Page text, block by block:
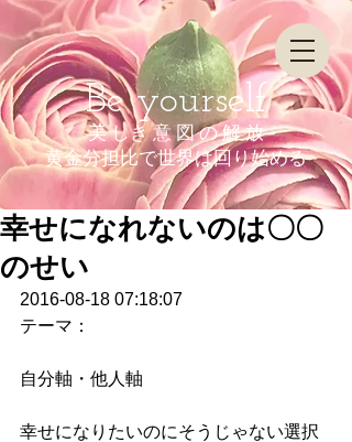
Be yourself
美 しき 意 図 の 解 放
​黄金分担比で世界は回り始める
幸せになれないのは〇〇
のせい
2016-08-18 07:18:07
テーマ：
自分軸・他人軸
幸せになりたいのにそうじゃない選択